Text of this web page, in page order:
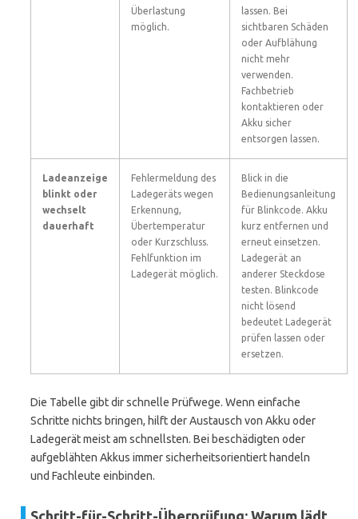
Überlastung
möglich.
lassen. Bei
sichtbaren Schäden
oder Aufblähung
nicht mehr
verwenden.
Fachbetrieb
kontaktieren oder
Akku sicher
entsorgen lassen.
Ladeanzeige
blinkt oder
wechselt
dauerhaft
Fehlermeldung des
Ladegeräts wegen
Erkennung,
Übertemperatur
oder Kurzschluss.
Fehlfunktion im
Ladegerät möglich.
Blick in die
Bedienungsanleitung
für Blinkcode. Akku
kurz entfernen und
erneut einsetzen.
Ladegerät an
anderer Steckdose
testen. Blinkcode
nicht lösend
bedeutet Ladegerät
prüfen lassen oder
ersetzen.
Die Tabelle gibt dir schnelle Prüfwege. Wenn einfache
Schritte nichts bringen, hilft der Austausch von Akku oder
Ladegerät meist am schnellsten. Bei beschädigten oder
aufgeblähten Akkus immer sicherheitsorientiert handeln
und Fachleute einbinden.
Schritt-für-Schritt-Überprüfung: Warum lädt